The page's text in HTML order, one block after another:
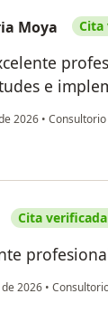
Moya Cita
e
2026 •
Cita verificada
2026 •